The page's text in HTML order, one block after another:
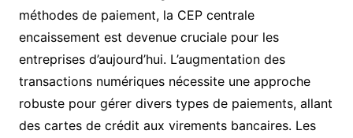
méthodes de paiement, la CEP centrale
encaissement est devenue cruciale pour les
entreprises d’aujourd’hui. L’augmentation des
transactions numériques nécessite une approche
robuste pour gérer divers types de paiements, allant
des cartes de crédit aux virements bancaires. Les